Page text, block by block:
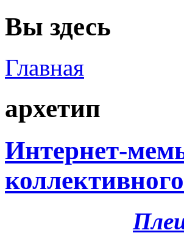
Вы здесь
Главная
архетип
Интернет-